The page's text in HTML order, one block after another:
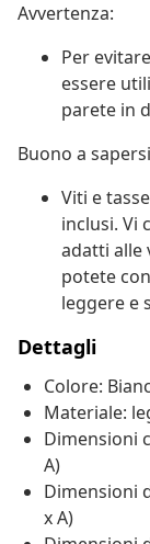
Avvertenza:
Per
essere
parete in
Buono a
Viti e
inclusi. Vi
adatti alle
potete
leggere e
Dettagli
Colore:
Materiale:
Dimensioni
A)
Dimensioni
x A)